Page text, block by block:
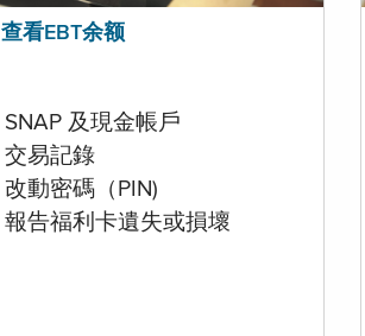
查看EBT余额
SNAP 及現金帳戶
交易記錄
改動密碼（PIN)
報告福利卡遺失或損壞